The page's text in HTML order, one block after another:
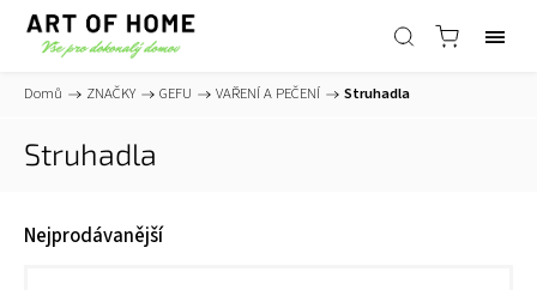
Domů / ZNAČKY / GEFU / VAŘENÍ A PEČENÍ / Struhadla
Struhadla
Nejprodávanější